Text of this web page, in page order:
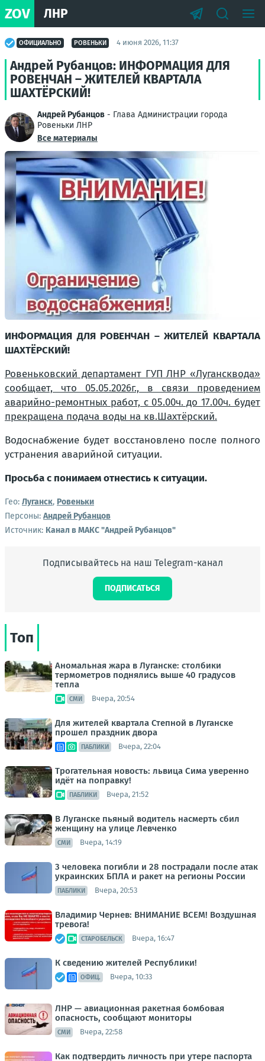
ZOV ЛНР
ОФИЦИАЛЬНО РОВЕНЬКИ 4 июня 2026, 11:37
Андрей Рубанцов: ИНФОРМАЦИЯ ДЛЯ
РОВЕНЧАН – ЖИТЕЛЕЙ КВАРТАЛА
ШАХТЁРСКИЙ!
Андрей Рубанцов - Глава Администрации города
Ровеньки ЛНР
Все материалы
ИНФОРМАЦИЯ ДЛЯ РОВЕНЧАН – ЖИТЕЛЕЙ КВАРТАЛА
ШАХТЁРСКИЙ!
Ровеньковский департамент ГУП ЛНР «Лугансквода»
сообщает, что 05.05.2026г., в связи проведением
аварийно-ремонтных работ, с 05.00ч. до 17.00ч. будет
прекращена подача воды на кв.Шахтёрский.
Водоснабжение будет восстановлено после полного
устранения аварийной ситуации.
Просьба с понимаем отнестись к ситуации.
Гео: Луганск, Ровеньки
Персоны: Андрей Рубанцов
Источник: Канал в МАКС "Андрей Рубанцов"
Подписывайтесь на наш Telegram-канал
ПОДПИСАТЬСЯ
Топ
Аномальная жара в Луганске: столбики
термометров поднялись выше 40 градусов
тепла
СМИ Вчера, 20:54
Для жителей квартала Степной в Луганске
прошел праздник двора
ПАБЛИКИ Вчера, 22:04
Трогательная новость: львица Сима уверенно
идёт на поправку!
ПАБЛИКИ Вчера, 21:52
В Луганске пьяный водитель насмерть сбил
женщину на улице Левченко
СМИ Вчера, 14:19
3 человека погибли и 28 пострадали после атак
украинских БПЛА и ракет на регионы России
ПАБЛИКИ Вчера, 20:53
Владимир Чернев: ВНИМАНИЕ ВСЕМ! Воздушная
тревога!
СТАРОБЕЛЬСК Вчера, 16:47
К сведению жителей Республики!
ОФИЦ. Вчера, 10:33
ЛНР — авиационная ракетная бомбовая
опасность, сообщают мониторы
СМИ Вчера, 22:58
Как подтвердить личность при утере паспорта